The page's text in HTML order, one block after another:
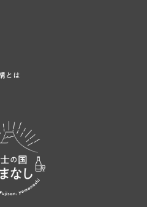
とは
の国や
なし